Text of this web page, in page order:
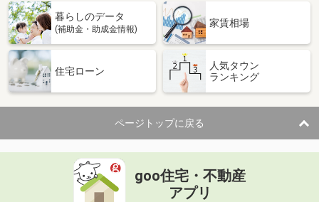
暮らしのデータ
(補助金・助成金情報)
家賃相場
住宅ローン
人気タウン
ランキング
ページトップに戻る
goo住宅・不動産
アプリ